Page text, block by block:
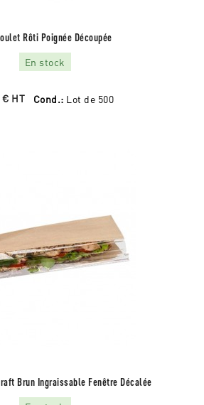
Rôti Poignée Découpée
En stock
€ HT Cond.: Lot de 500
Brun Ingraissable Fenêtre Décalée